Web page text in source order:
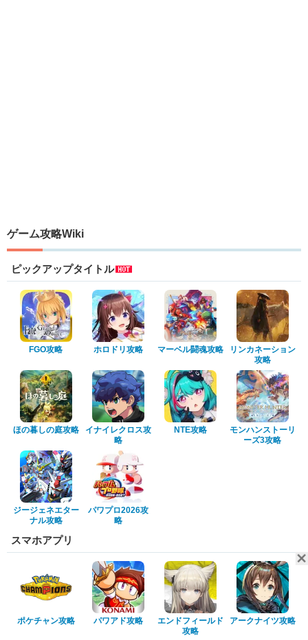
ゲーム攻略Wiki
ピックアップタイトル
FGO攻略 ホロドリ攻略 マーベル闘魂攻略
リンカネーション
攻略
ほの暮しの庭攻略
イナイレクロス攻
略
NTE攻略
モンハンストーリ
ーズ3攻略
ジージェネエター
ナル攻略
パワプロ2026攻
略
スマホアプリ
ポケチャン攻略 パワアド攻略
エンドフィールド
攻略
アークナイツ攻略